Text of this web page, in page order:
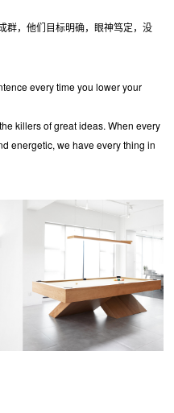
群，他们目标明确，眼神笃定，没
every time you lower your
killers of great ideas. When every
energetic, we have every thing in